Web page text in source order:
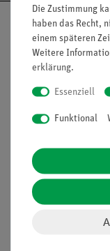
Projekte und
Die Zustimmung
haben das Recht,
einem späteren
Weitere
erklärung.
Essenziell
Funktional